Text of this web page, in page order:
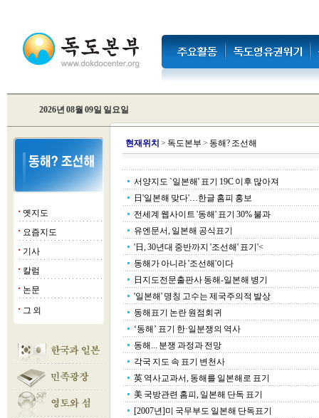
2026년 08월 09일 일요일
■ 옛지도
■ 요즘지도
■ 기사
■ 칼럼
■ 논문
■ 그 외
현재위치 > 독도본부 > 동해? 조선해
서양지도 `일본해' 표기 19C 이후 많아져
日'일본해 맞다'…한글 홈피 홍보
전세계 웹사이트 '동해' 표기 30% 불과
유엔문서, 일본해 공식표기
'日, 30년대 중반까지 '조선해' 표기'<
동해가 아니라 '조선해'이다
日지도전문출판사 동해-일본해 병기
'일본해' 명칭 고수는 제국주의적 발상
동해표기 논란 원점회귀
‘동해’ 표기 한·일분쟁의 역사
동해... 분쟁 과정과 전망
각국 지도 속 표기 변천사
英 역사교과서, 동해를 일본해로 표기
美 국방관련 홈피, 일본해 단독 표기
[2007년]미 국무부도 일본해 단독표기